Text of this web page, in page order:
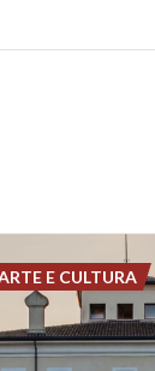
è invece
, che
, pensata
di
E CULTURA